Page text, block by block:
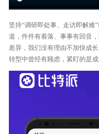
坚持“调研即处事、走访即解难
道，件件有着落、事事有回音
差异，我们没有理由不加快成
转型中曾经有顾虑，紧盯的是成